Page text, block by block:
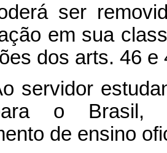
ser
em sua
dos arts. 46 e
servidor
o Brasil,
de ensino